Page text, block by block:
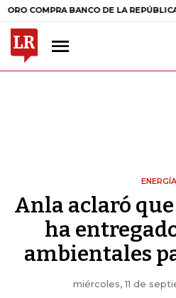
BANCO DE LA REPÚBLICA $
ENERGÍA
Anla aclaró
ha
ambientales
miércoles, 11 de